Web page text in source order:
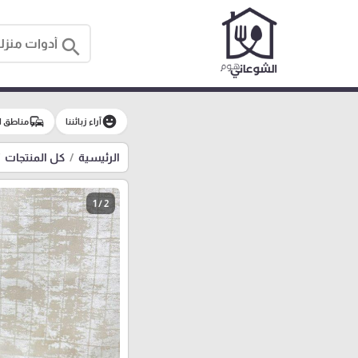
search
emoji_emotionsآراء زبائننا commuteمناطق
الرئيسية كل المنتجات
1 / 2